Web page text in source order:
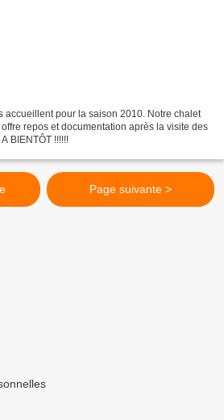
accueillent pour la saison 2010. Notre chalet
repos et documentation après la visite des
BIENTÔT !!!!!!
Page suivante >